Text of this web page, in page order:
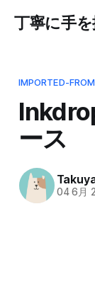
丁寧に手を
IMPORTED-
ース
04 6月